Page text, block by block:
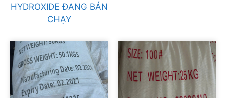
HYDROXIDE ĐANG BÁN
CHẠY